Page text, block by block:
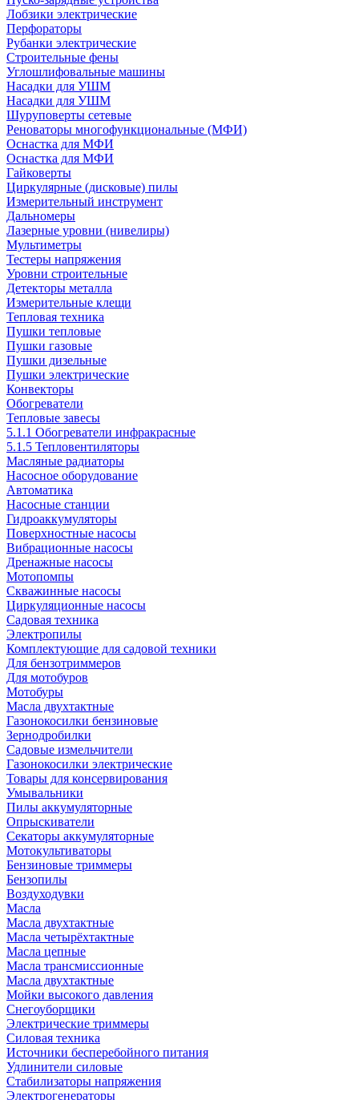
Лобзики электрические
Перфораторы
Рубанки электрические
Строительные фены
Углошлифовальные машины
Насадки для УШМ
Насадки для УШМ
Шуруповерты сетевые
Реноваторы многофункциональные (МФИ)
Оснастка для МФИ
Оснастка для МФИ
Гайковерты
Циркулярные (дисковые) пилы
Измерительный инструмент
Дальномеры
Лазерные уровни (нивелиры)
Мультиметры
Тестеры напряжения
Уровни строительные
Детекторы металла
Измерительные клещи
Тепловая техника
Пушки тепловые
Пушки газовые
Пушки дизельные
Пушки электрические
Конвекторы
Обогреватели
Тепловые завесы
5.1.1 Обогреватели инфракрасные
5.1.5 Тепловентиляторы
Масляные радиаторы
Насосное оборудование
Автоматика
Насосные станции
Гидроаккумуляторы
Поверхностные насосы
Вибрационные насосы
Дренажные насосы
Мотопомпы
Скважинные насосы
Циркуляционные насосы
Садовая техника
Электропилы
Комплектующие для садовой техники
Для бензотриммеров
Для мотобуров
Мотобуры
Масла двухтактные
Газонокосилки бензиновые
Зернодробилки
Садовые измельчители
Газонокосилки электрические
Товары для консервирования
Умывальники
Пилы аккумуляторные
Опрыскиватели
Секаторы аккумуляторные
Мотокультиваторы
Бензиновые триммеры
Бензопилы
Воздуходувки
Масла
Масла двухтактные
Масла четырёхтактные
Масла цепные
Масла трансмиссионные
Масла двухтактные
Мойки высокого давления
Снегоуборщики
Электрические триммеры
Силовая техника
Источники бесперебойного питания
Удлинители силовые
Стабилизаторы напряжения
Электрогенераторы